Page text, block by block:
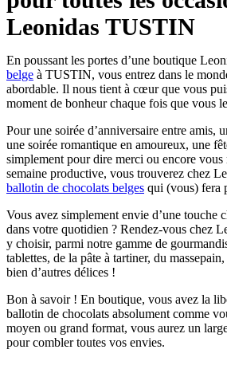
Leonidas TUSTIN
En poussant les portes d’une boutique
belge à TUSTIN, vous entrez dans le
abordable. Il nous tient à cœur que vous
moment de bonheur chaque fois que vous
Pour une soirée d’anniversaire entre amis,
une soirée romantique en amoureux, une
simplement pour dire merci ou encore vous
semaine productive, vous trouverez chez
ballotin de chocolats belges qui (vous) fera
Vous avez simplement envie d’une touche
dans votre quotidien ? Rendez-vous chez
y choisir, parmi notre gamme de
tablettes, de la pâte à tartiner, du
bien d’autres délices !
Bon à savoir ! En boutique, vous avez la
ballotin de chocolats absolument comme
moyen ou grand format, vous aurez un
pour combler toutes vos envies.